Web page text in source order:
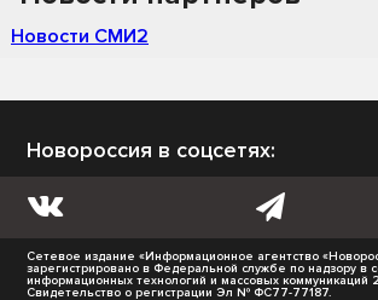
Новости СМИ2
Новороссия в соцсетях:
Сетевое издание «Информационное агентство
зарегистрировано в Федеральной службе по надзору в
информационных технологий и массовых коммуникаций
Свидетельство о регистрации Эл № ФС77-77187.